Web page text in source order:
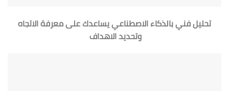
تحليل فني بالذكاء الاصطناعي يساعدك على معرفة الاتجاه
وتحديد الاهداف